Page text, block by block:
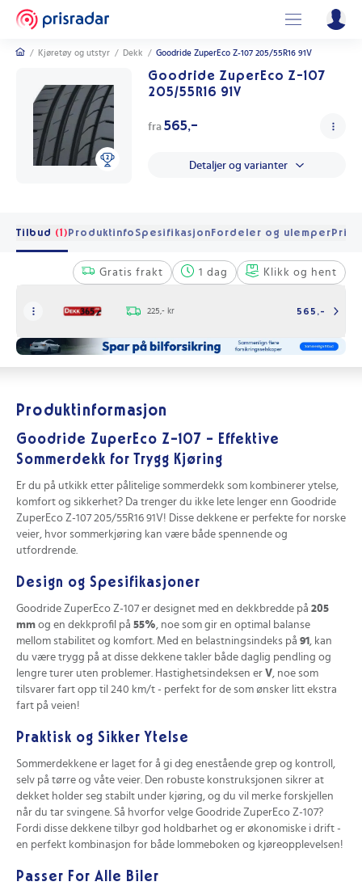
/ Kjøretøy og utstyr / Dekk / Goodride ZuperEco Z-107 205/55R16 91V
Goodride ZuperEco Z-107
205/55R16 91V
fra 565,-
Detaljer og varianter
Tilbud (1)Produktinfo SpesifikasjonFordeler og ulemperPris
Gratis frakt 1 dag Klikk og hent
225,- kr 565,-
Produktinformasjon
Goodride ZuperEco Z-107 - Effektive
Sommerdekk for Trygg Kjøring
Er du på utkikk etter pålitelige sommerdekk som kombinerer ytelse,
komfort og sikkerhet? Da trenger du ikke lete lenger enn Goodride
ZuperEco Z-107 205/55R16 91V! Disse dekkene er perfekte for norske
veier, hvor sommerkjøring kan være både spennende og
utfordrende.
Design og Spesifikasjoner
Goodride ZuperEco Z-107 er designet med en dekkbredde på 205
mm og en dekkprofil på 55% , noe som gir en optimal balanse
mellom stabilitet og komfort. Med en belastningsindeks på 91 , kan
du være trygg på at disse dekkene takler både daglig pendling og
lengre turer uten problemer. Hastighetsindeksen er V , noe som
tilsvarer fart opp til 240 km/t - perfekt for de som ønsker litt ekstra
fart på veien!
Praktisk og Sikker Ytelse
Sommerdekkene er laget for å gi deg enestående grep og kontroll,
selv på tørre og våte veier. Den robuste konstruksjonen sikrer at
dekket holder seg stabilt under kjøring, og du vil merke forskjellen
når du tar svingene. Så hvorfor velge Goodride ZuperEco Z-107?
Fordi disse dekkene tilbyr god holdbarhet og er økonomiske i drift -
en perfekt kombinasjon for både lommeboken og kjøreopplevelsen!
Passer For Alle Biler